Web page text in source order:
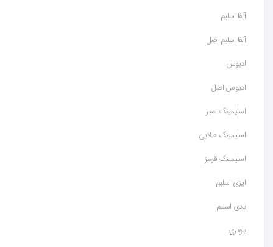
آلفا اسلیم
آلفا اسلیم اصل
ادیوس
ادیوس اصل
اسلیمینگ سبز
اسلیمینگ طلایی
اسلیمینگ قرمز
ایزی اسلیم
بادی اسلیم
بلوبری